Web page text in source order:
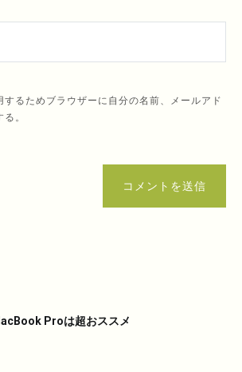
するためブラウザーに自分の名前、メールアド
。
コメントを送信
Proは超おススメ